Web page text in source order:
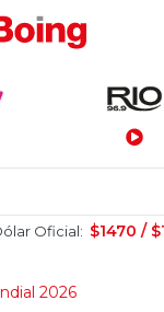
Oficial: $1470 / $1520
2026